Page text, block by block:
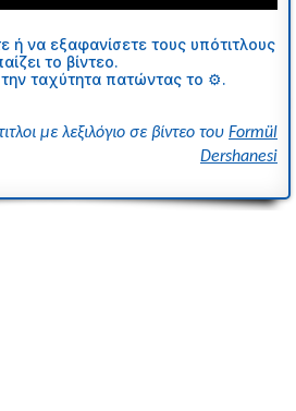
ή να εξαφανίσετε τους υπότιτλους
το βίντεο.
ταχύτητα πατώντας το ⚙.
με λεξιλόγιο σε βίντεο του Formül
Dershanesi